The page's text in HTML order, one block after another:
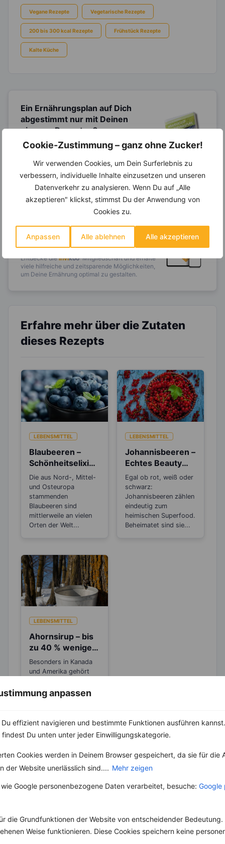
Cookie-Zustimmung – ganz ohne Zucker!
Wir verwenden Cookies, um Dein Surferlebnis zu
verbessern, individuelle Inhalte einzusetzen und unseren
Datenverkehr zu analysieren. Wenn Du auf „Alle
akzeptieren" klickst, stimmst Du der Anwendung von
Cookies zu.
Anpassen Alle ablehnen Alle akzeptieren
anpassen
effizient navigieren und bestimmte Funktionen ausführen
Du unten unter jeder Einwilligungskategorie.
Cookies werden in Deinem Browser gespeichert, da sie für die
der Website unerlässlich sind.... Mehr zeigen
Google personenbezogene Daten verarbeitet, besuche: Google
die Grundfunktionen der Website von entscheidender Bedeutung.
Weise funktionieren. Diese Cookies speichern keine
Vegane Rezepte Vegetarische Rezepte
200 bis 300 kcal Rezepte Frühstück Rezepte
Kalte Küche
Ein Ernährungsplan auf Dich
abgestimmt nur mit Deinen
eigenen Rezepten?
Erstelle Dir Deinen eigenen, individuellen
Lieblingsrezepten auf Basis des gesamten
Know-Hows voninvi koo .
Wochenplaner,dynamische
Einkaufsliste und noch mehr?
Entdecke dieinvikoo-Mitgliedschaft und erhalte
viele hilfreiche und zeitsparende Möglichkeiten,
um Deine Ernährung optimal zu gestalten.
Erfahre mehr über die Zutaten
dieses Rezepts
LEBENSMITTEL
Blaubeeren –
Schönheitselixier
für die Haut und
gut beim
Abnehmen
Die aus Nord-, Mittel-
und Osteuropa
stammenden
Blaubeeren sind
mittlerweile an vielen
Orten der Welt...
LEBENSMITTEL
Johannisbeeren –
Echtes Beauty
Food für Haut und
Haare
Egal ob rot, weiß oder
schwarz:
Johannisbeeren zählen
eindeutig zum
heimischen Superfood.
Beheimatet sind sie...
LEBENSMITTEL
Ahornsirup – bis
zu 40 % weniger
Kalorien als
Zucker
Besonders in Kanada
und Amerika gehört
Maple Syrup wohl zu
den Klassikern,...
Weitere Vegetarische Rezepte
‹ ›
Kalorien: 654 kcal
Fett:17 g